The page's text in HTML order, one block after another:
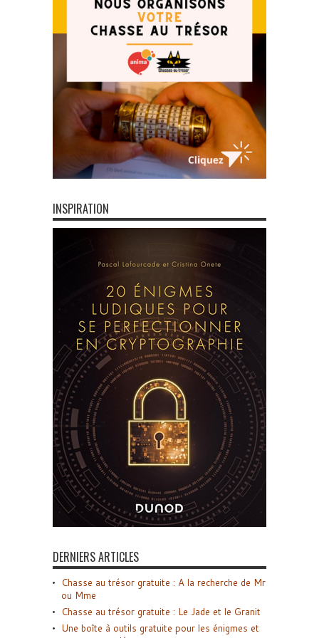
INSPIRATION
DERNIERS ARTICLES
Chasse au trésor gratuite : A la recherche de Mr
ou Mme
Chasse au trésor gratuite : Le Jade et le Granit
Une boîte à outils gratuite pour les énigmes et